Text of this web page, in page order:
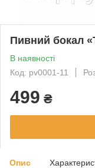
Пивний бокал
В наявності
Код: pv0001-11
499 ₴
Опис